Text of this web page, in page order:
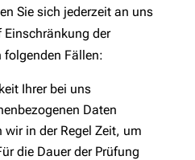
Sie sich jederzeit an uns
Einschränkung der
folgenden Fällen:
Ihrer bei uns
Daten
in der Regel Zeit, um
die Dauer der Prüfung